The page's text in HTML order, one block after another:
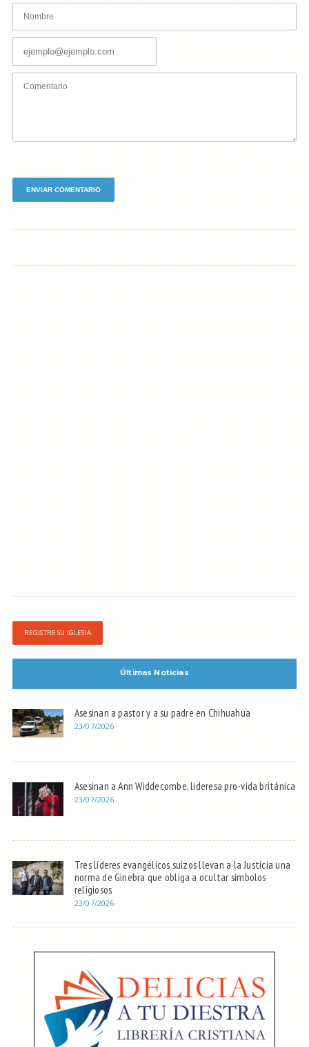
REGISTRE SU IGLESIA
Últimas Noticias
Asesinan a pastor y a su padre en Chihuahua
23/07/2026
Asesinan a Ann Widdecombe, lideresa pro-vida británica
23/07/2026
Tres líderes evangélicos suizos llevan a la Justicia una
norma de Ginebra que obliga a ocultar símbolos
religiosos
23/07/2026